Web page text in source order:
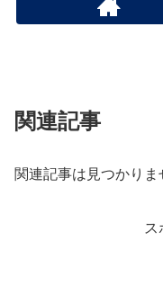
関連記事
関連記事は見つかりま
ス